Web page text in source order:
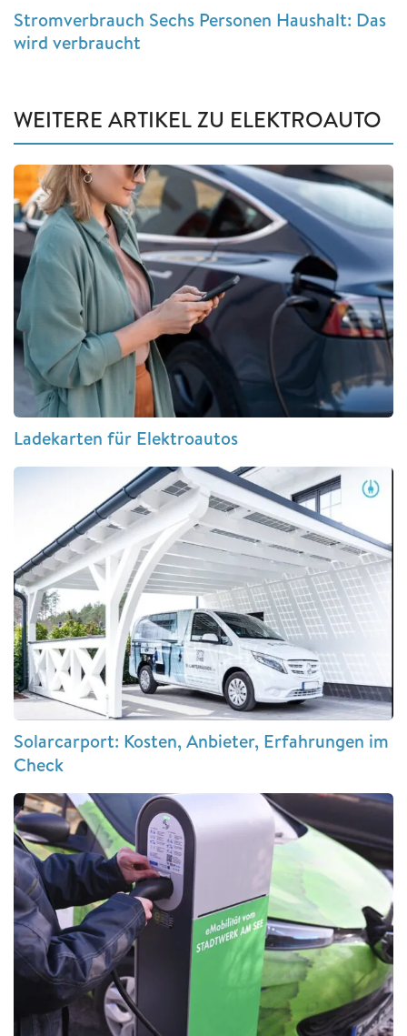
Stromverbrauch Sechs Personen Haushalt: Das
wird verbraucht
WEITERE ARTIKEL ZU ELEKTROAUTO
Ladekarten für Elektroautos
Solarcarport: Kosten, Anbieter, Erfahrungen im
Check